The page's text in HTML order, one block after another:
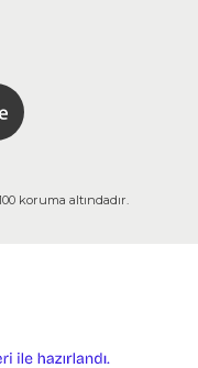
koruma altındadır.
e-